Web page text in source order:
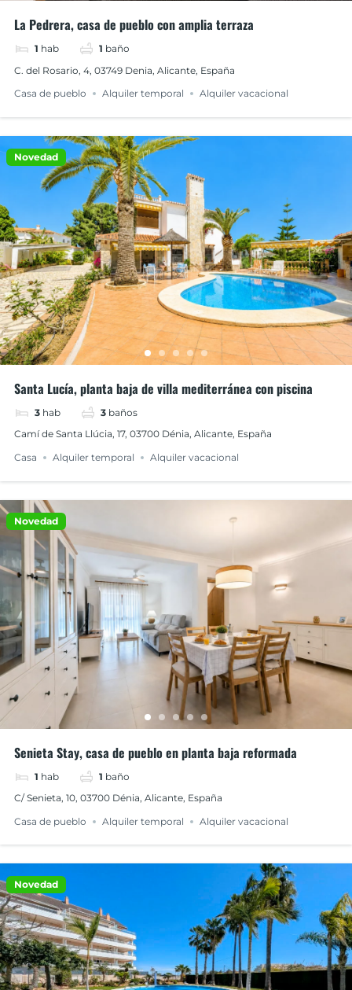
La Pedrera, casa de pueblo con amplia terraza
1 hab 1 baño
C. del Rosario, 4, 03749 Denia, Alicante, España
Casa de pueblo
Alquiler temporal Alquiler vacacional
Novedad
Santa Lucía, planta baja de villa mediterránea con piscina
3 hab 3 baños
Camí de Santa Llúcia, 17, 03700 Dénia, Alicante, España
Casa
Alquiler temporal Alquiler vacacional
Novedad
Senieta Stay, casa de pueblo en planta baja reformada
1 hab 1 baño
C/ Senieta, 10, 03700 Dénia, Alicante, España
Casa de pueblo
Alquiler temporal Alquiler vacacional
Novedad